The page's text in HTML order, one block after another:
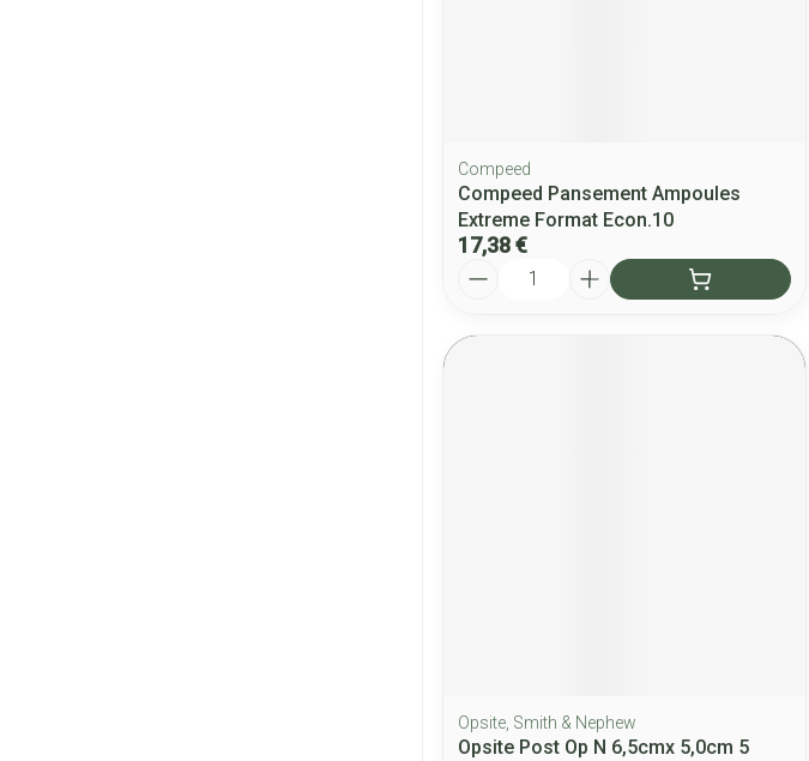
Compeed
Compeed Pansement Ampoules
Extreme Format Econ.10
17,38 €
Opsite, Smith & Nephew
Opsite Post Op N 6,5cmx 5,0cm 5